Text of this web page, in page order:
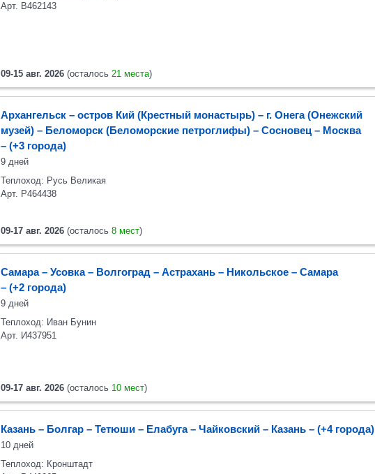
09-15 авг. 2026 (осталось 21 места)
Арт. В462143
Архангельск – остров Кий (Крестный монастырь) – г. Онега (Онежский
музей) – Беломорск (Беломорские петроглифы) – Сосновец– Москва
– (+3 города)
9 дней
Теплоход: Русь Великая
09-17 авг. 2026 (осталось 8 мест)
Арт. Р464438
Самара – Усовка – Волгоград – Астрахань – Никольское – Самара
– (+2 города)
9 дней
Теплоход: Иван Бунин
09-17 авг. 2026 (осталось 10 мест)
Арт. И437951
Казань – Болгар – Тетюши – Елабуга – Чайковский – Казань – (+4 города)
10 дней
Теплоход: Кронштадт